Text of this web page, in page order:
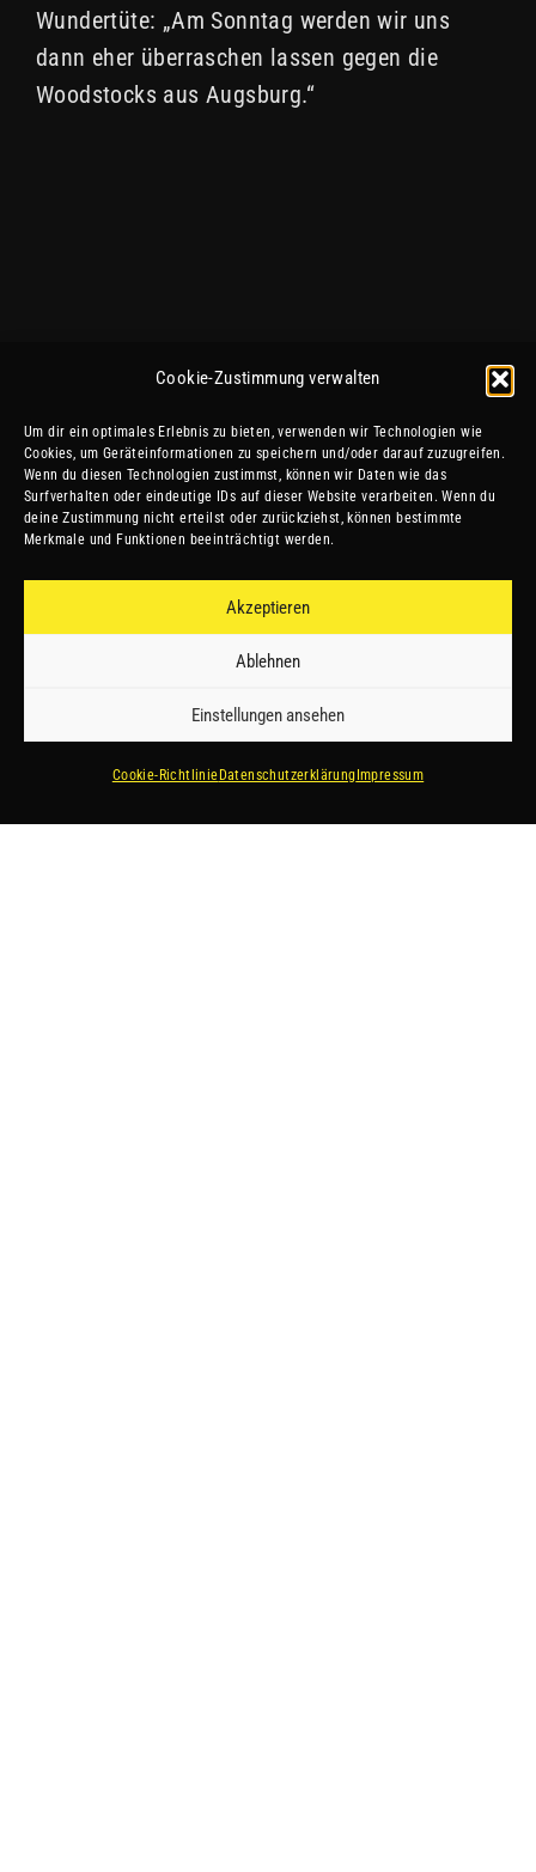
Cookie-Zustimmung verwalten
Um dir ein optimales Erlebnis zu bieten, verwenden wir Technologien wie
Cookies, um Geräteinformationen zu speichern und/oder darauf zuzugreifen.
Wenn du diesen Technologien zustimmst, können wir Daten wie das
Surfverhalten oder eindeutige IDs auf dieser Website verarbeiten. Wenn du
deine Zustimmung nicht erteilst oder zurückziehst, können bestimmte
Merkmale und Funktionen beeinträchtigt werden.
Akzeptieren
Ablehnen
Einstellungen ansehen
Cookie-Richtlinie Datenschutzerklärung Impressum
Wundertüte: „Am Sonntag werden wir uns
dann eher überraschen lassen gegen die
Woodstocks aus Augsburg.“